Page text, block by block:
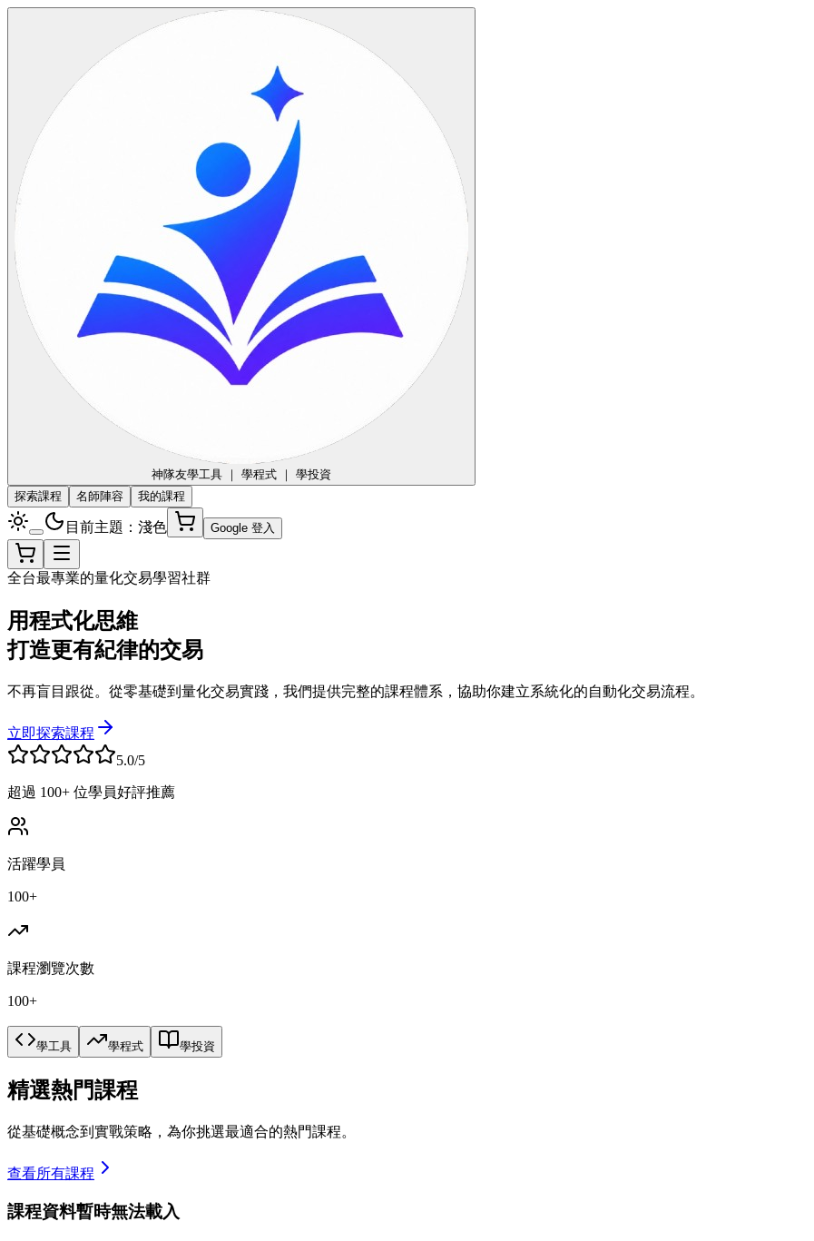
神隊友學工具 ｜ 學程式 ｜ 學投資
探索課程
名師陣容 我的課程
目前主題：淺色 Google 登入
全台最專業的量化交易學習社群
用程式化思維
打造更有紀律的交易
不再盲目跟從。從零基礎到量化交易實踐，我們提供完整的課程體系，協助你建立系統化的自動化交易流程。
立即探索課程
5.0/5
超過 100+ 位學員好評推薦
活躍學員
100+
課程瀏覽次數
100+
學工具 學程式 學投資
精選熱門課程
從基礎概念到實戰策略，為你挑選最適合的熱門課程。
查看所有課程
課程資料暫時無法載入